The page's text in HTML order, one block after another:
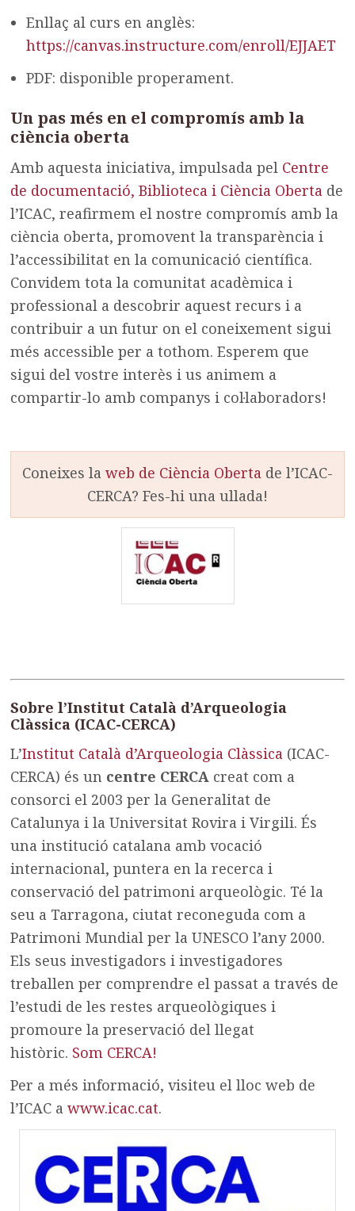
Enllaç al curs en anglès:
https://canvas.instructure.com/enroll/EJJAET
PDF: disponible properament.
Un pas més en el compromís amb la
ciència oberta
Amb aquesta iniciativa, impulsada pel Centre
de documentació, Biblioteca i Ciència Oberta de
l’ICAC, reafirmem el nostre compromís amb la
ciència oberta, promovent la transparència i
l’accessibilitat en la comunicació científica.
Convidem tota la comunitat acadèmica i
professional a descobrir aquest recurs i a
contribuir a un futur on el coneixement sigui
més accessible per a tothom. Esperem que
sigui del vostre interès i us animem a
compartir-lo amb companys i col·laboradors!
Coneixes la web de Ciència Oberta de l’ICAC-
CERCA? Fes-hi una ullada!
Sobre l’Institut Català d’Arqueologia
Clàssica (ICAC-CERCA)
L’Institut Català d’Arqueologia Clàssica (ICAC-
CERCA) és un centre CERCA creat com a
consorci el 2003 per la Generalitat de
Catalunya i la Universitat Rovira i Virgili. És
una institució catalana amb vocació
internacional, puntera en la recerca i
conservació del patrimoni arqueològic. Té la
seu a Tarragona, ciutat reconeguda com a
Patrimoni Mundial per la UNESCO l’any 2000.
Els seus investigadors i investigadores
treballen per comprendre el passat a través de
l’estudi de les restes arqueològiques i
promoure la preservació del llegat
històric. Som CERCA!
Per a més informació, visiteu el lloc web de
l’ICAC awww.icac.cat.